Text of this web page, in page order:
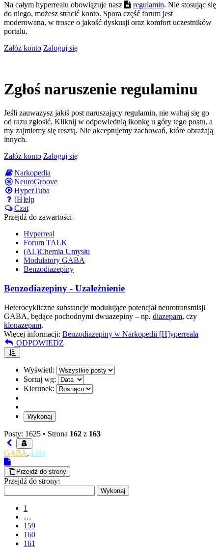
Na całym hyperrealu obowiązuje nasz regulamin. Nie stosując się
do niego, możesz stracić konto. Spora część forum jest
moderowana, w trosce o jakość dyskusji oraz komfort uczestników
portalu.
Załóż konto Zaloguj się
Zgłoś naruszenie regulaminu
Jeśli zauważysz jakiś post naruszający regulamin, nie wahaj się go
od razu zgłosić. Kliknij w odpowiednią ikonkę u góry tego postu, a
my zajmiemy się resztą. Nie akceptujemy zachowań, które obrażają
innych.
Załóż konto Zaloguj się
Narkopedia
NeuroGroove
HyperTuba
[H]elp
Czat
Przejdź do zawartości
Hyperreal
Forum TALK
(AL)Chemia Umysłu
Modulatory GABA
Benzodiazepiny
Benzodiazepiny - Uzależnienie
Heterocykliczne substancje modulujące potencjał neurotransmisji
GABA, będące pochodnymi dwuazepiny – np. diazepam, czy
klonazepam.
Więcej informacji: Benzodiazepiny w Narkopedii [H]yperreala
ODPOWIEDZ
Wyświetl:
Sortuj wg:
Kierunek:
Posty: 1625 • Strona 162 z 163
GABA, Leki
Przejdź do strony
Przejdź do strony:
1
…
159
160
161